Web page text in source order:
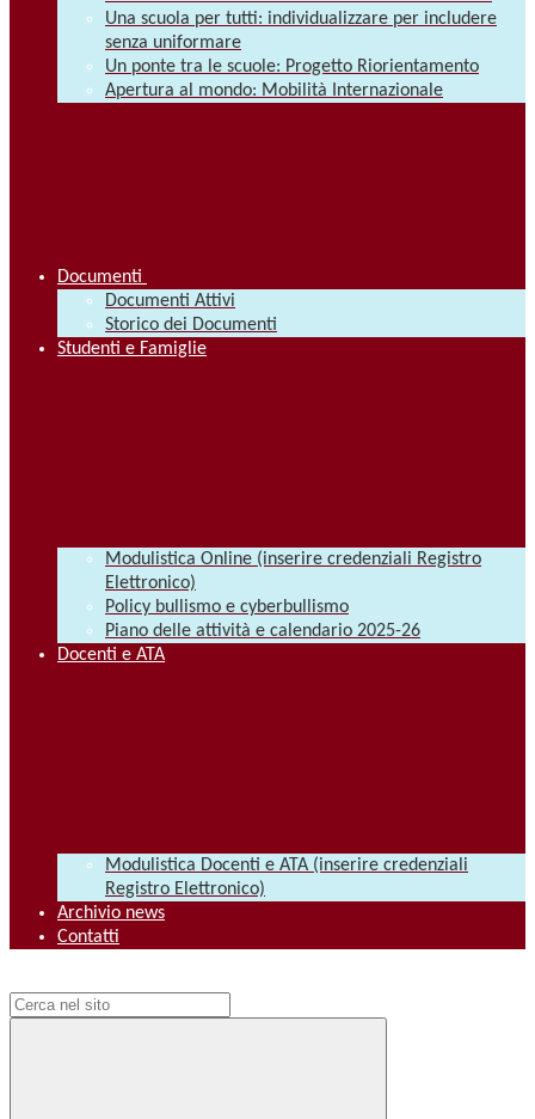
Una scuola per tutti: individualizzare per includere
senza uniformare
Un ponte tra le scuole: Progetto Riorientamento
Apertura al mondo: Mobilità Internazionale
Documenti
Documenti Attivi
Storico dei Documenti
Studenti e Famiglie
Modulistica Online (inserire credenziali Registro
Elettronico)
Policy bullismo e cyberbullismo
Piano delle attività e calendario 2025-26
Docenti e ATA
Modulistica Docenti e ATA (inserire credenziali
Registro Elettronico)
Archivio news
Contatti